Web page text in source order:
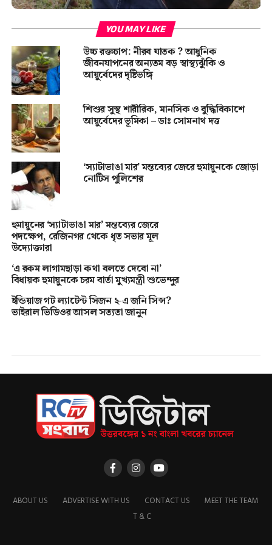
YOU MAY LIKE
উচ্চ রক্তচাপ: নীরব ঘাতক ? আধুনিক
জীবনযাপনের অন্যতম বড় স্বাস্থ্যঝুঁকি ও
আয়ুর্বেদের দৃষ্টিভঙ্গি
শিশুর সুস্থ শারীরিক, মানসিক ও বুদ্ধিবিকাশে
আয়ুর্বেদের ভূমিকা – ডাঃ সোমনাথ দত্ত
‘স্যাটাভাঙা মার’ মন্তব্যের জেরে হুমায়ুনকে জোড়া
নোটিস পুলিশের
হুমায়ুনের ‘স্যাটাভাঙা মার’ মন্তব্যের জেরে
পদক্ষেপ, রেজিনগর থেকে ধৃত সভার মূল
উদ্যোক্তারা
‘এ রকম লাগামছাড়া কথা বলতে দেবো না’
বিধায়ক হুমায়ুনকে চরম বার্তা মুখ্যমন্ত্রী শুভেন্দুর
ইন্ডিয়াজ গট ল্যাটেন্ট সিজন ২-এ জনি সিন্স?
ভাইরাল ভিডিওর আসল সত্যতা জানুন
ABOUT US ADVERTISE WITH US CONTACT US
MEET THE TEAM
T & C